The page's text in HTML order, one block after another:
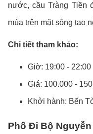
nước, cầu Tràng Tiền
múa trên mặt sông tạo
Chi tiết tham khảo:
Giờ: 19:00 - 22:00
Giá: 100.000 -
Khởi hành: Bến
Phố Đi Bộ